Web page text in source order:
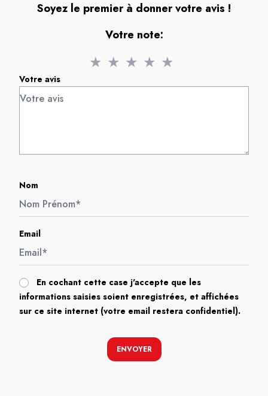
Soyez le premier à donner votre avis !
Votre note:
★ ★ ★ ★ ★
Votre avis
Nom
Email
En cochant cette case j'accepte que les
informations saisies soient enregistrées, et affichées
sur ce site internet (votre email restera confidentiel).
ENVOYER